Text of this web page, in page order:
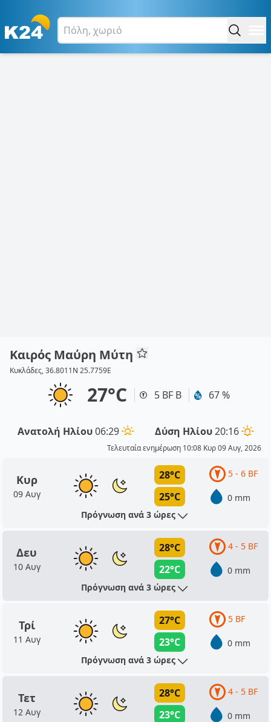
Καιρός Μαύρη Μύτη
Κυκλάδες, 36.8011N 25.7759E
27°C 5 BF Β 67 %
Ανατολή Ηλίου06:29 Δύση Ηλίου20:16
Τελευταία ενημέρωση 10:08 Κυρ 09 Αυγ, 2026
Κυρ
09 Αυγ
28°C
25°C
5 - 6 BF
0 mm
Πρόγνωση ανά 3 ώρες
Δευ
10 Αυγ
28°C
22°C
4 - 5 BF
0 mm
Πρόγνωση ανά 3 ώρες
Τρί
11 Αυγ
27°C
23°C
5 BF
0 mm
Πρόγνωση ανά 3 ώρες
Τετ
12 Αυγ
28°C
23°C
4 - 5 BF
0 mm